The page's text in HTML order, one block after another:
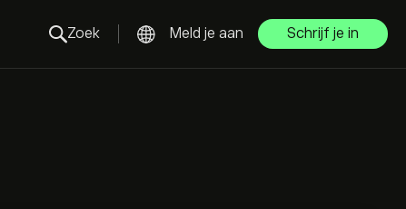
Zoek Meld je aan Schrijf je in